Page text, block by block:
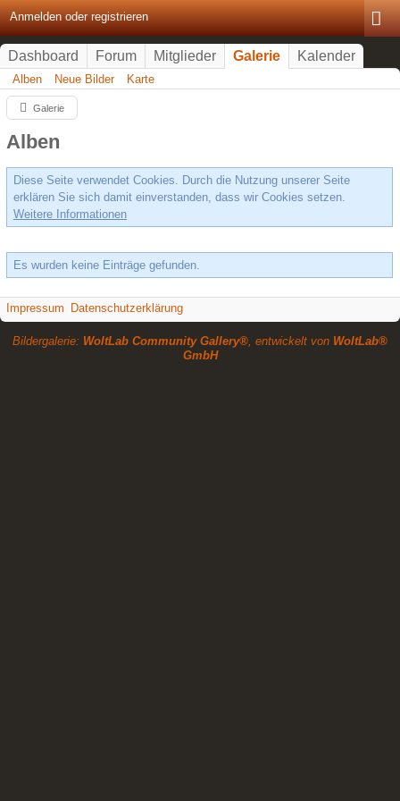
Anmelden oder registrieren
Dashboard Forum Mitglieder Galerie Kalender
Alben Neue Bilder Karte
Galerie
Alben
Diese Seite verwendet Cookies. Durch die Nutzung unserer Seite
erklären Sie sich damit einverstanden, dass wir Cookies setzen.
Weitere Informationen
Es wurden keine Einträge gefunden.
Impressum Datenschutzerklärung
Bildergalerie: WoltLab Community Gallery®, entwickelt von WoltLab®
GmbH